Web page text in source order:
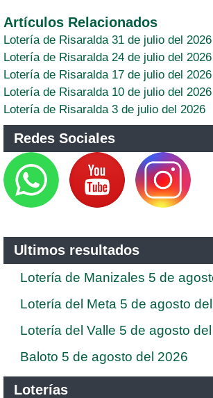
Artículos Relacionados
Lotería de Risaralda 31 de julio del 2026
Lotería de Risaralda 24 de julio del 2026
Lotería de Risaralda 17 de julio del 2026
Lotería de Risaralda 10 de julio del 2026
Lotería de Risaralda 3 de julio del 2026
Redes Sociales
Ultimos resultados
Lotería de Manizales 5 de
Lotería del Meta 5 de agosto
Lotería del Valle 5 de agosto
Baloto 5 de agosto del 2026
Loterías